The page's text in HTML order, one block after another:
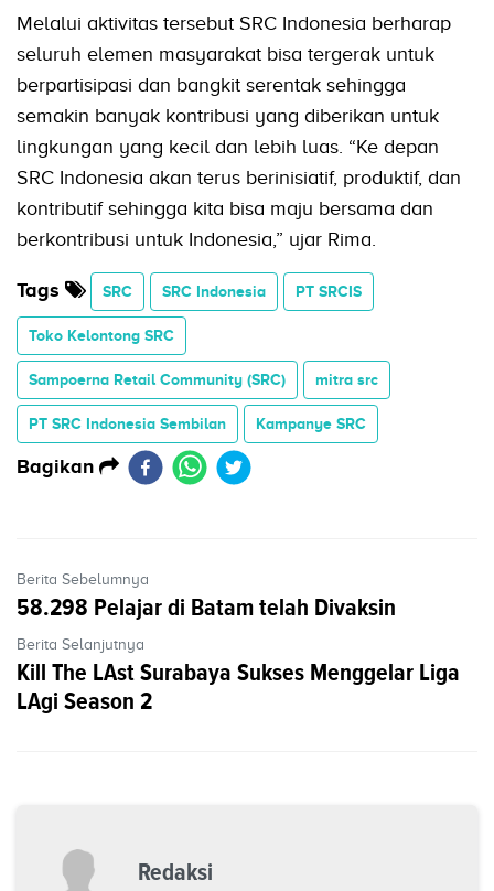
Melalui aktivitas tersebut SRC Indonesia berharap
seluruh elemen masyarakat bisa tergerak untuk
berpartisipasi dan bangkit serentak sehingga
semakin banyak kontribusi yang diberikan untuk
lingkungan yang kecil dan lebih luas. “Ke depan
SRC Indonesia akan terus berinisiatif, produktif, dan
kontributif sehingga kita bisa maju bersama dan
berkontribusi untuk Indonesia,” ujar Rima.
Tags SRC SRC Indonesia PT SRCIS
Toko Kelontong SRC
Sampoerna Retail Community (SRC) mitra src
PT SRC Indonesia Sembilan Kampanye SRC
Bagikan
Berita Sebelumnya
58.298 Pelajar di Batam telah Divaksin
Berita Selanjutnya
Kill The LAst Surabaya Sukses Menggelar Liga
LAgi Season 2
Redaksi